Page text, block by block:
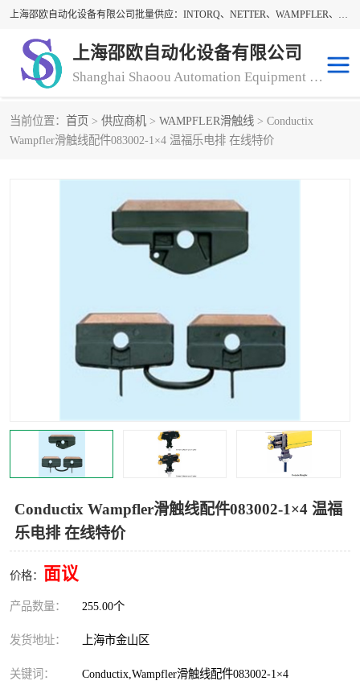
上海邵欧自动化设备有限公司批量供应：INTORQ、NETTER、WAMPFLER、WARNER、WICHITA、三菱离合器、warner离合器、NETTER振动器、WAMPFLER滑触线。上海邵欧自动化设备有限公司提供创新技术与产品解决方案，让客户享有高性价比，优质的产品和服务，我们坚持以持续技术和服务创新为客户不断创造价值。欢迎来电咨询！
上海邵欧自动化设备有限公司
Shanghai Shaoou Automation Equipment Co., Ltd
当前位置： 首页 > 供应商机 > WAMPFLER滑触线 > Conductix
Wampfler滑触线配件083002-1×4 温福乐电排 在线特价
Conductix Wampfler滑触线配件083002-1×4 温福
乐电排 在线特价
价格： 面议
产品数量： 255.00个
发货地址： 上海市金山区
关键词： Conductix,Wampfler滑触线配件083002-1×4
warner离合器 LENZE
NETTER振动器 minarik
DAYTON
MACH III离合器 CLEVELAND
STEARNS制动器
WICHITA Cleveland 张力控制器
MYCOM步进电机
Warner Linear